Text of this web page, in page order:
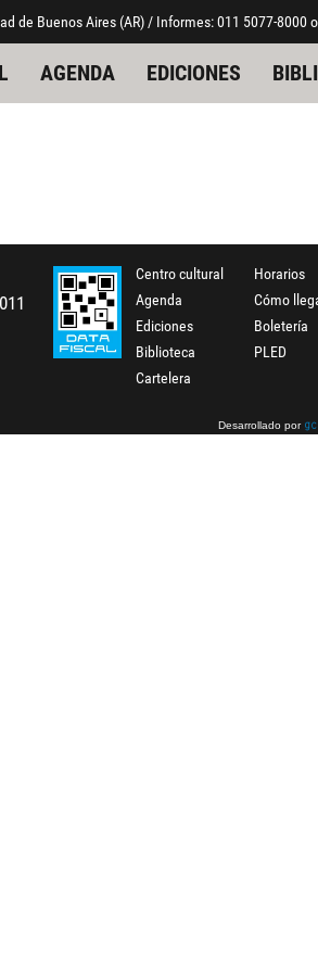
de Buenos Aires (AR) / Informes: 011 5077-
AGENDA EDICIONES
Centro cultural
Agenda
Ediciones
Biblioteca
Cartelera
Horarios
Cómo
Boletería
PLED
Desarrollado por